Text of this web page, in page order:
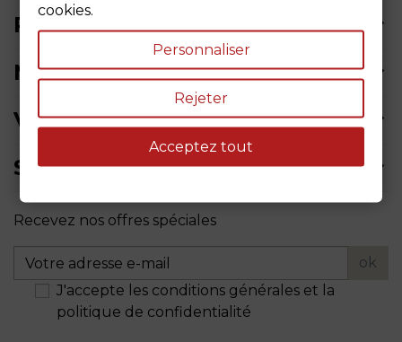
PRODUITS
NOTRE SOCIÉTÉ
VOTRE COMPTE
SIÈGE SOCIAL
Recevez nos offres spéciales
ok
J'accepte les conditions générales et la
politique de confidentialité
cookies.
Personnaliser
Rejeter
Acceptez tout